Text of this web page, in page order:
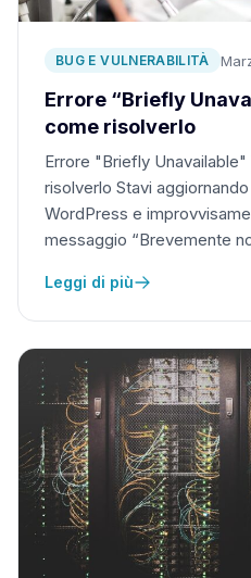
BUG E VULNERABILITÀ
Errore “Briefly
come risolverlo
Errore "Briefly
risolverlo Stavi
WordPress e
messaggio “Brevemente
Leggi di più